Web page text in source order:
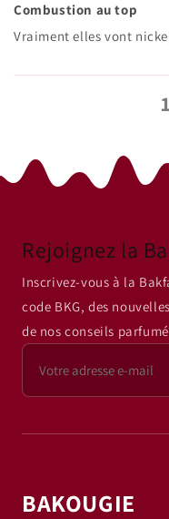
Combustion au top
Vraiment elles vont
1
Rejoignez la
Inscrivez-vous à la
code BKG, des
de nos conseils
BAKOUGIE